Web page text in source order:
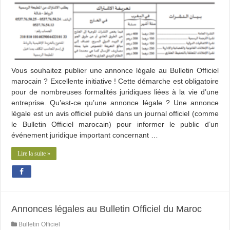
Vous souhaitez publier une annonce légale au Bulletin Officiel
marocain ? Excellente initiative ! Cette démarche est obligatoire
pour de nombreuses formalités juridiques liées à la vie d’une
entreprise. Qu’est-ce qu’une annonce légale ? Une annonce
légale est un avis officiel publié dans un journal officiel (comme
le Bulletin Officiel marocain) pour informer le public d’un
événement juridique important concernant …
Lire la suite »
Annonces légales au Bulletin Officiel du Maroc
Bulletin Officiel